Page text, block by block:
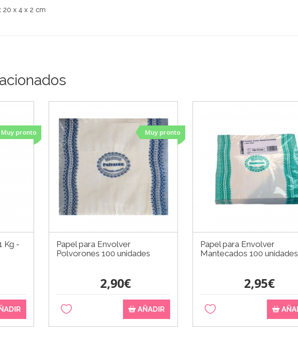
20 x 4 x 2 cm
Muy pronto
Kg -
Muy pronto
Papel para Envolver
Polvorones 100 unidades
2,90€
AÑADIR
Papel para Envolver
Mantecados 100 unidades
2,95€